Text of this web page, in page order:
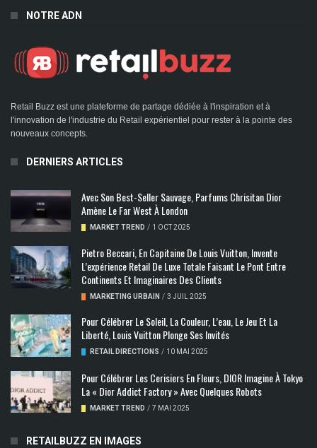
NOTRE ADN
Retail Buzz est une plateforme de partage dédiée à l'inspiration et à
l'innovation de l'industrie du Retail expérientiel pour rester à la pointe des
nouveaux concepts.
DERNIERS ARTICLES
Avec Son Best-Seller Sauvage, Parfums Chrisitan Dior
Amène Le Far West À London
MARKET TREND / 1 OCT 2025
Pietro Beccari, En Capitaine De Louis Vuitton, Invente
L’expérience Retail De Luxe Totale Faisant Le Pont Entre
Continents Et Imaginaires Des Clients
MARKETING URBAIN / 3 JUIL 2025
Pour Célébrer Le Soleil, La Couleur, L’eau, Le Jeu Et La
Liberté, Louis Vuitton Plonge Ses Invités
RETAIL DIRECTIONS / 10 MAI 2025
Pour Célébrer Les Cerisiers En Fleurs, DIOR Imagine À Tokyo
La « Dior Addict Factory » Avec Quelques Robots
MARKET TREND / 7 MAI 2025
RETAILBUZZ EN IMAGES